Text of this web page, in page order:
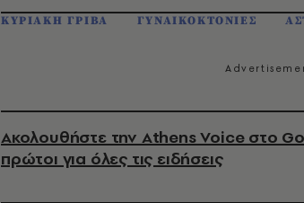
ΚΥΡΙΑΚΗ ΓΡΙΒΑ ΓΥΝΑΙΚΟΚΤΟΝΙΕΣ
Ακολουθήστε την Athens Voice στο
πρώτοι για όλες τις ειδήσεις